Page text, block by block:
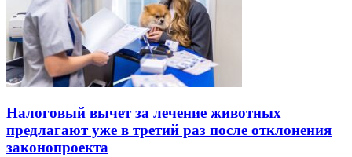
Налоговый вычет за лечение животных
предлагают уже в третий раз после отклонения
законопроекта